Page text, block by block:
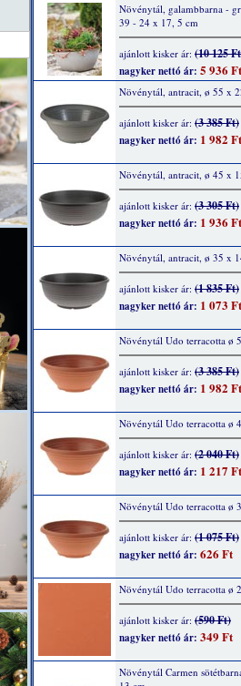
Növénytál, galambbarna -
39 - 24 x 17, 5 cm
ajánlott kisker ár: (10 125
nagyker nettó ár: 5 936 Ft
Növénytál, antracit, ø 55 x
ajánlott kisker ár: (3 385 Ft)
nagyker nettó ár: 1 982 Ft
Növénytál, antracit, ø 45 x
ajánlott kisker ár: (3 305 Ft)
nagyker nettó ár: 1 936 Ft
Növénytál, antracit, ø 35 x
ajánlott kisker ár: (1 835 Ft)
nagyker nettó ár: 1 073 Ft
Növénytál Udo terracotta ø
ajánlott kisker ár: (3 385 Ft)
nagyker nettó ár: 1 982 Ft
Növénytál Udo terracotta ø
ajánlott kisker ár: (2 040 Ft)
nagyker nettó ár: 1 217 Ft
Növénytál Udo terracotta ø
ajánlott kisker ár: (1 075 Ft)
nagyker nettó ár: 626 Ft
Növénytál Udo terracotta ø
ajánlott kisker ár: (590 Ft)
nagyker nettó ár: 349 Ft
Növénytál Carmen